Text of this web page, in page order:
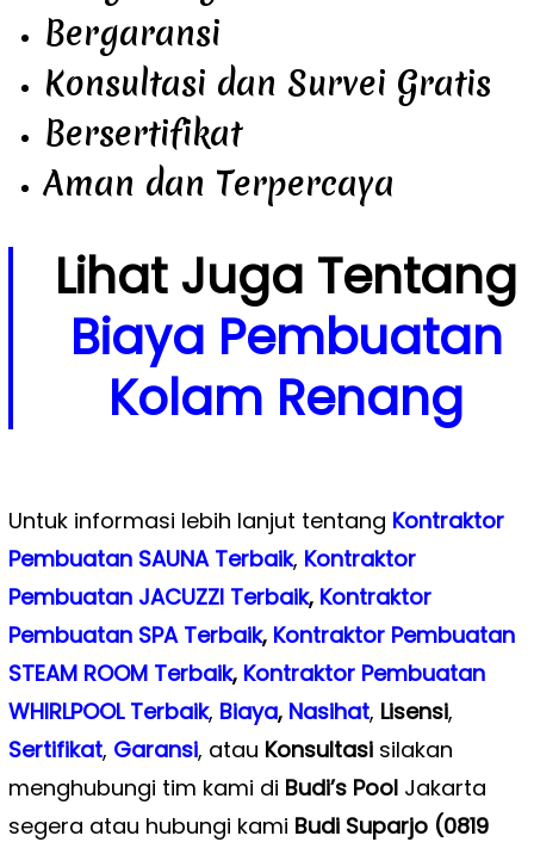
Bergaransi
Konsultasi dan Survei Gratis
Bersertifikat
Aman dan Terpercaya
Lihat Juga Tentang
Biaya Pembuatan
Kolam Renang
Untuk informasi lebih lanjut tentang Kontraktor
Pembuatan SAUNA Terbaik, Kontraktor
Pembuatan JACUZZI Terbaik,Kontraktor
Pembuatan SPA Terbaik,Kontraktor Pembuatan
STEAM ROOM Terbaik, Kontraktor Pembuatan
WHIRLPOOL Terbaik, Biaya, Nasihat, Lisensi,
Sertifikat, Garansi, atau Konsultasisilakan
menghubungi tim kami di Budi’s PoolJakarta
segera atau hubungi kami Budi Suparjo (0819